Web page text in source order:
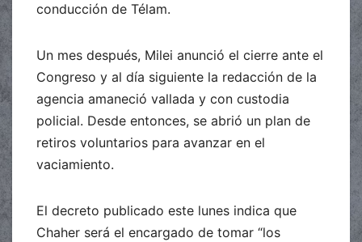
conducción de Télam.
Un mes después, Milei anunció el cierre ante el
Congreso y al día siguiente la redacción de la
agencia amaneció vallada y con custodia
policial. Desde entonces, se abrió un plan de
retiros voluntarios para avanzar en el
vaciamiento.
El decreto publicado este lunes indica que
Chaher será el encargado de tomar “los